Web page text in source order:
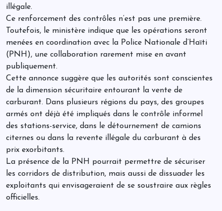
illégale.
Ce renforcement des contrôles n’est pas une première.
Toutefois, le ministère indique que les opérations seront
menées en coordination avec la Police Nationale d’Haïti
(PNH), une collaboration rarement mise en avant
publiquement.
Cette annonce suggère que les autorités sont conscientes
de la dimension sécuritaire entourant la vente de
carburant. Dans plusieurs régions du pays, des groupes
armés ont déjà été impliqués dans le contrôle informel
des stations-service, dans le détournement de camions
citernes ou dans la revente illégale du carburant à des
prix exorbitants.
La présence de la PNH pourrait permettre de sécuriser
les corridors de distribution, mais aussi de dissuader les
exploitants qui envisageraient de se soustraire aux règles
officielles.